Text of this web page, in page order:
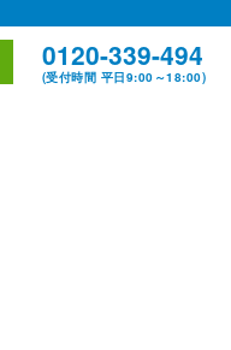
0120-339-494
(受付時間 平日9:00～18:00)